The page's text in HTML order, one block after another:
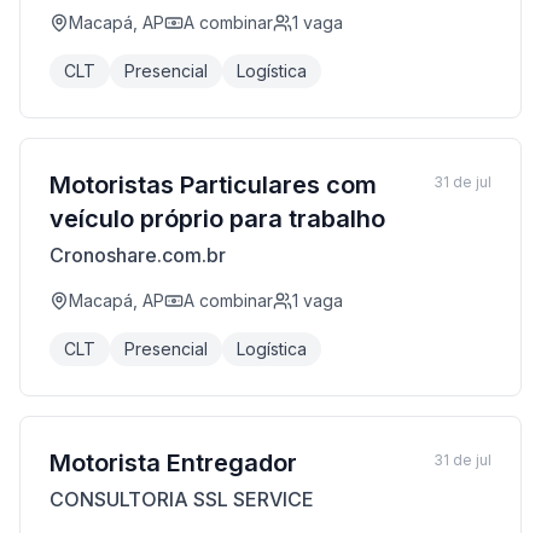
Macapá, AP A combinar 1 vaga
CLT Presencial Logística
Motoristas Particulares com
veículo próprio para trabalho
Cronoshare.com.br
Macapá, AP A combinar 1 vaga
CLT Presencial Logística
31 de jul
Motorista Entregador
CONSULTORIA SSL SERVICE
31 de jul